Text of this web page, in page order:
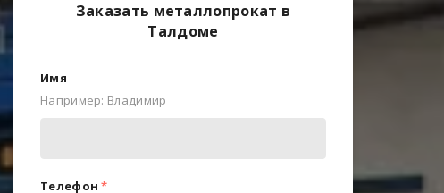
Заказать металлопрокат в
Талдоме
Имя
Например: Владимир
Телефон *